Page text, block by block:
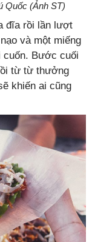
Quốc (Ảnh ST)
đĩa rồi lần lượt
và một miếng
cuốn. Bước cuối
từ từ thưởng
khiến ai cũng